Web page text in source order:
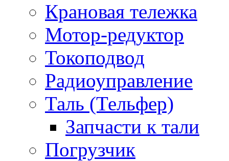
Крановая тележка
Мотор-редуктор
Токоподвод
Радиоуправление
Таль (Тельфер)
Запчасти к тали
Погрузчик